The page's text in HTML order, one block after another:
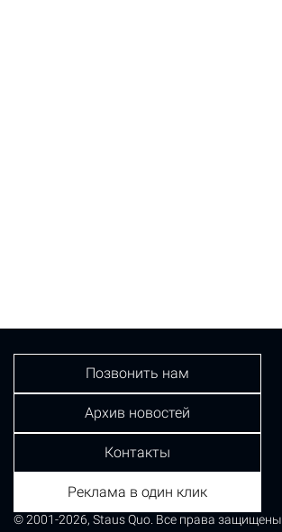
© 2001-2026, Staus Quo. Все права защищены.
Позвонить нам
Архив новостей
Контакты
Реклама в один клик